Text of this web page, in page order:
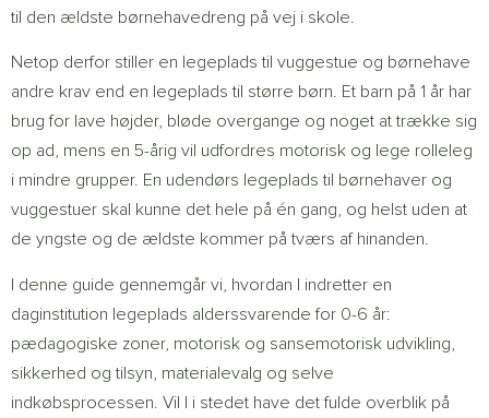
til den ældste børnehavedreng på vej i skole.
Netop derfor stiller en legeplads til vuggestue og børnehave
andre krav end en legeplads til større børn. Et barn på 1 år har
brug for lave højder, bløde overgange og noget at trække sig
op ad, mens en 5-årig vil udfordres motorisk og lege rolleleg
i mindre grupper. En udendørs legeplads til børnehaver og
vuggestuer skal kunne det hele på én gang, og helst uden at
de yngste og de ældste kommer på tværs af hinanden.
I denne guide gennemgår vi, hvordan I indretter en
daginstitution legeplads alderssvarende for 0-6 år:
pædagogiske zoner, motorisk og sansemotorisk udvikling,
sikkerhed og tilsyn, materialevalg og selve
indkøbsprocessen. Vil I i stedet have det fulde overblik på